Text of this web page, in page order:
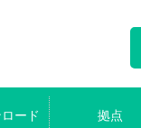
ード 拠点